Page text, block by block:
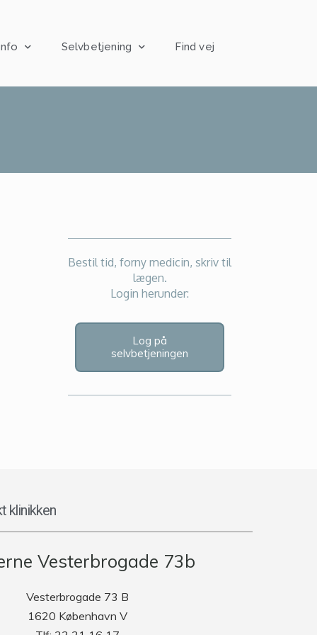
Selvbetjening Find vej
Bestil tid, forny medicin, skriv til
lægen.
Login herunder:
Log på
selvbetjeningen
klinikken
Vesterbrogade 73b
Vesterbrogade 73 B
1620 København V